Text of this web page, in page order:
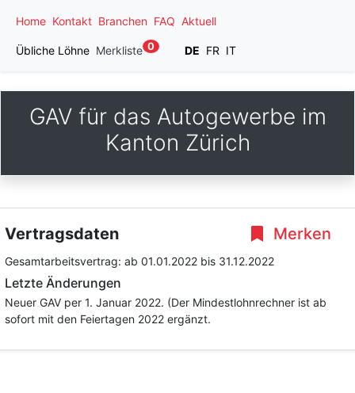
Home Kontakt Branchen FAQ Aktuell
Übliche Löhne Merkliste 0 DE FR IT
GAV für das Autogewerbe im
Kanton Zürich
Merken
Vertragsdaten
Gesamtarbeitsvertrag: ab 01.01.2022 bis 31.12.2022
Letzte Änderungen
Neuer GAV per 1. Januar 2022. (Der Mindestlohnrechner ist ab
sofort mit den Feiertagen 2022 ergänzt.